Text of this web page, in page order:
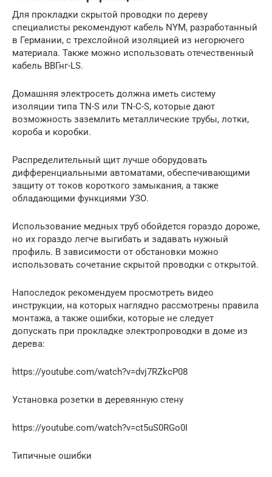
Для прокладки скрытой проводки по дереву
специалисты рекомендуют кабель NYM, разработанный
в Германии, с трехслойной изоляцией из негорючего
материала. Также можно использовать отечественный
кабель ВВГнг-LS.
Домашняя электросеть должна иметь систему
изоляции типа TN-S или TN-C-S, которые дают
возможность заземлить металлические трубы, лотки,
короба и коробки.
Распределительный щит лучше оборудовать
дифференциальными автоматами, обеспечивающими
защиту от токов короткого замыкания, а также
обладающими функциями УЗО.
Использование медных труб обойдется гораздо дороже,
но их гораздо легче выгибать и задавать нужный
профиль. В зависимости от обстановки можно
использовать сочетание скрытой проводки с открытой.
Напоследок рекомендуем просмотреть видео
инструкции, на которых наглядно рассмотрены правила
монтажа, а также ошибки, которые не следует
допускать при прокладке электропроводки в доме из
дерева:
https://youtube.com/watch?v=dvj7RZkcP08
Установка розетки в деревянную стену
https://youtube.com/watch?v=ct5uS0RGo0I
Типичные ошибки